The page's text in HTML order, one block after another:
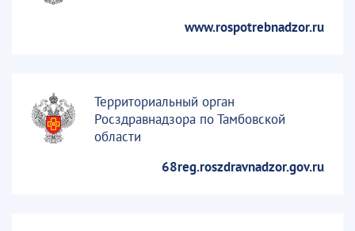
www.rospotrebnadzor.ru
Территориальный орган
Росздравнадзора по Тамбовской
области
68reg.roszdravnadzor.gov.ru